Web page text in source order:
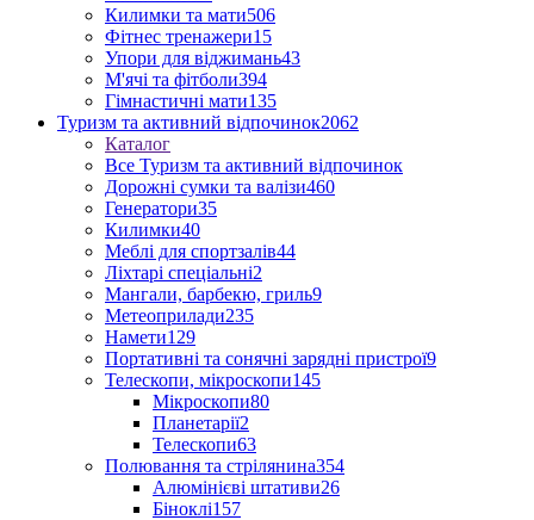
Килимки та мати506
Фітнес тренажери15
Упори для віджимань43
М'ячі та фітболи394
Гімнастичні мати135
Туризм та активний відпочинок2062
Каталог
Все Туризм та активний відпочинок
Дорожні сумки та валізи460
Генератори35
Килимки40
Меблі для спортзалів44
Ліхтарі спеціальні2
Мангали, барбекю, гриль9
Метеоприлади235
Намети129
Портативні та сонячні зарядні пристрої9
Телескопи, мікроскопи145
Мікроскопи80
Планетарії2
Телескопи63
Полювання та стрілянина354
Алюмінієві штативи26
Біноклі157